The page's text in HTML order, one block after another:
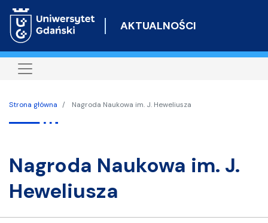
do
AKTUALNOŚCI
Strona główna Nagroda Naukowa im. J. Heweliusza
Nagroda Naukowa im. J.
Heweliusza